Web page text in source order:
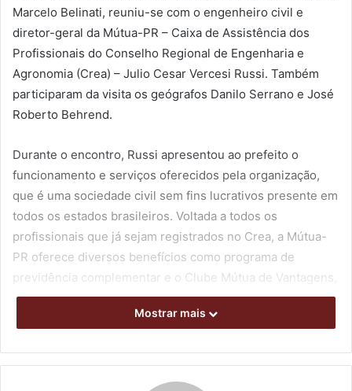
Marcelo Belinati, reuniu-se com o engenheiro civil e
diretor-geral da Mútua-PR – Caixa de Assistência dos
Profissionais do Conselho Regional de Engenharia e
Agronomia (Crea) – Julio Cesar Vercesi Russi. Também
participaram da visita os geógrafos Danilo Serrano e José
Roberto Behrend.
Durante o encontro, Russi apresentou ao prefeito o
funcionamento e serviços oferecidos pela organização,
que é uma sociedade civil sem fins lucrativos presente em
todos os estados brasileiros. Voltada a todos os
profissionais que já sejam registrados no Crea, a Mútua-
PR oferece diversos benefícios como programa de
previdência complementar e o Clube Mútua de Vantagens,
com convênios nacionais e regionais.
descontos em redes de farmácias, hotéis, restaurantes,
faculdades, livrarias, locadoras de veículos e empresas de
Mostrar mais